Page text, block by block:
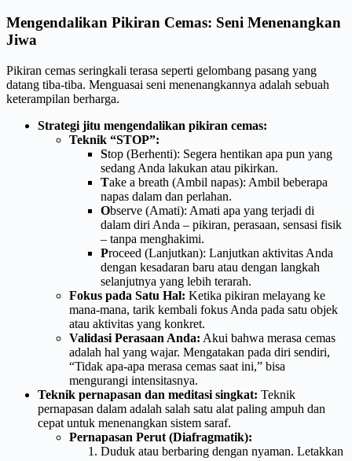
Mengendalikan Pikiran Cemas: Seni Menenangkan
Jiwa
Pikiran cemas seringkali terasa seperti gelombang pasang yang
datang tiba-tiba. Menguasai seni menenangkannya adalah sebuah
keterampilan berharga.
Strategi jitu mengendalikan pikiran cemas:
Teknik “STOP”:
Stop (Berhenti): Segera hentikan apa pun yang
sedang Anda lakukan atau pikirkan.
Take a breath (Ambil napas): Ambil beberapa
napas dalam dan perlahan.
Observe (Amati): Amati apa yang terjadi di
dalam diri Anda – pikiran, perasaan, sensasi fisik
– tanpa menghakimi.
Proceed (Lanjutkan): Lanjutkan aktivitas Anda
dengan kesadaran baru atau dengan langkah
selanjutnya yang lebih terarah.
Fokus pada Satu Hal: Ketika pikiran melayang ke
mana-mana, tarik kembali fokus Anda pada satu objek
atau aktivitas yang konkret.
Validasi Perasaan Anda: Akui bahwa merasa cemas
adalah hal yang wajar. Mengatakan pada diri sendiri,
“Tidak apa-apa merasa cemas saat ini,” bisa
mengurangi intensitasnya.
Teknik pernapasan dan meditasi singkat: Teknik
pernapasan dalam adalah salah satu alat paling ampuh dan
cepat untuk menenangkan sistem saraf.
Pernapasan Perut (Diafragmatik):
Duduk atau berbaring dengan nyaman. Letakkan